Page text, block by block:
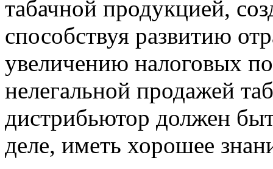
табачной продукцией,
способствуя развитию
увеличению налоговых
нелегальной продажей
дистрибьютор должен
деле, иметь хорошее